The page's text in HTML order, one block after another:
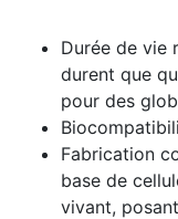
Durée de vie
durent que
pour des
Fabrication
base de
vivant,